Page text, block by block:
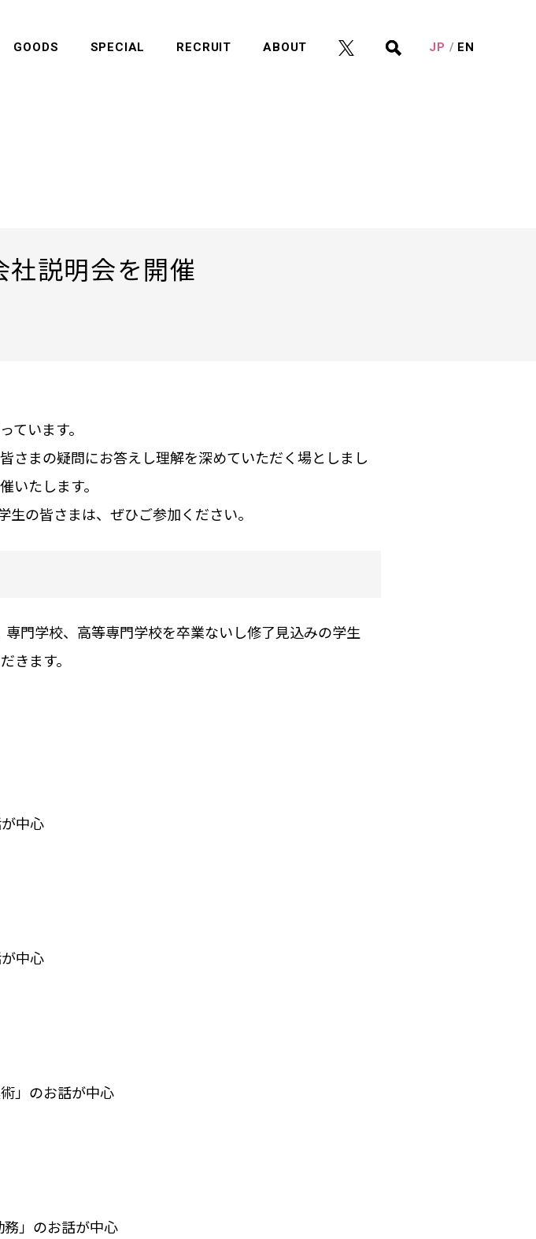
GOODS SPECIAL RECRUIT ABOUT JP EN
説明会を開催
ています。
さまの疑問にお答えし理解を深めていただく場としまし
いたします。
の皆さまは、ぜひご参加ください。
門学校、高等専門学校を卒業ないし修了見込みの学生
きます。
中心
中心
」のお話が中心
」のお話が中心